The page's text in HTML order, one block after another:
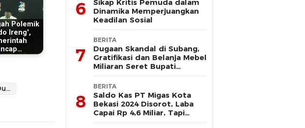
Polemik
Ireng',
Produsen Beras Dunia Indonesia
6
Sikap Kritis Pemuda dalam
Dinamika Memperjuangkan
Keadilan Sosial
7
BERITA
Dugaan Skandal di Subang,
Gratifikasi dan Belanja Mebel
Miliaran Seret Bupati
Reynaldi
8
BERITA
Saldo Kas PT Migas Kota
Bekasi 2024 Disorot, Laba
Capai Rp 4,6 Miliar, Tapi
Hanya Tersisa Rp 13 Juta